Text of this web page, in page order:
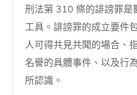
刑法第 310 條的誹謗罪是
工具。誹謗罪的成立要件
人可得共見共聞的場合、
名譽的具體事件、以及行
所認識。